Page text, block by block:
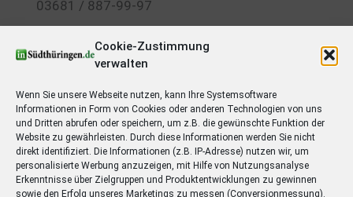
Cookie-Zustimmung
verwalten
Wenn Sie unsere Webseite nutzen, kann Ihre Systemsoftware
Informationen in Form von Cookies oder anderen Technologien von uns
und Dritten abrufen oder speichern, um z.B. die gewünschte Funktion der
Website zu gewährleisten. Durch diese Informationen werden Sie nicht
direkt identifiziert. Die Informationen (z.B. IP-Adresse) nutzen wir, um
personalisierte Werbung anzuzeigen, mit Hilfe von Nutzungsanalyse
Erkenntnisse über Zielgruppen und Produktentwicklungen zu gewinnen
sowie den Erfolg unseres Marketings zu messen (Conversionmessung).
03681 / 887-99-97
09561 / 745-99-56
AG Jena HRA 300961
Ust-Ident-Nr.
DE 192830762
Südthüringer Zeitung